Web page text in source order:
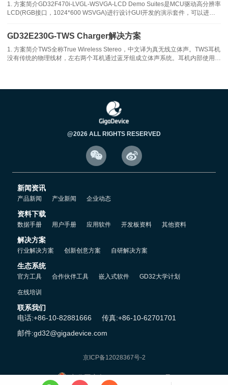
• 24V供电，额定功率350W，使用较少的外围器件实现了优异的控
4. 开发资料
基于GD32E230/F303系列MCU的无感微型电机方案设计
6. 典型应用
吸尘器，洗地机，洗衣机等
1. 方案简介GD32F470i-LVGL-WSVGA-LCD Demo Suites是MCU驱动高分辨率
LCD(RGB接口，1024*600 WSVGA)进行设计GUI开发的演示套件，可以进行
GD32E230G-TWS Charger解决方案
1. 方案简介TWS全称True Wireless Stereo，中文译为真无线立体声。TWS耳机
没有传统的物理线材，左右两个耳机通过蓝牙组成立体声系统。耳机内部使用锂
@2026 ALL RIGHTS RESERVED
 
新闻资讯
产品新闻 产业新闻 企业动态
资料下载
数据手册 用户手册 应用软件 开发板资料 其他资料
解决方案
行业解决方案 创新创意方案 自研解决方案
生态系统
官方工具 合作伙伴工具 嵌入式软件 GD32大学计划
在线培训
联系我们
电话:+86-10-82881666
传真:+86-10-62701701
邮件:gd32@gigadevice.com
京ICP备12028367号-2
京公网安备 11010802042541号